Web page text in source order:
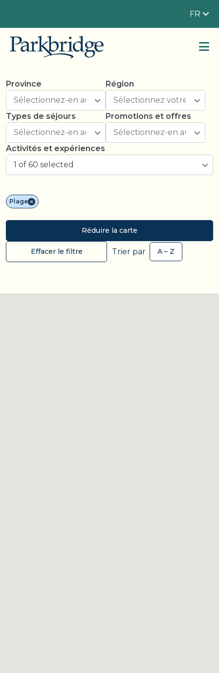
FR
Province Région
Types de séjours Promotions et offres
Activités et expériences
1 of 60 selected
Plage
Réduire la carte
Effacer le filtre Trier par